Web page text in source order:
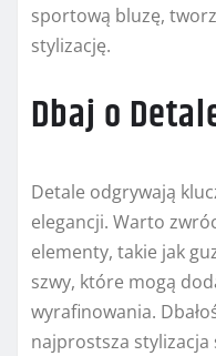
sportową bluzę,
stylizację.
Dbaj o
Detale odgrywają
elegancji. Warto
elementy, takie jak
szwy, które mogą
wyrafinowania.
najprostsza stylizacja